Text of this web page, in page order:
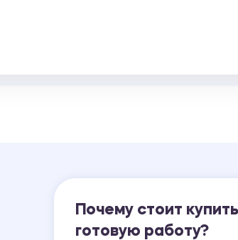
Почему стоит купить
готовую работу?